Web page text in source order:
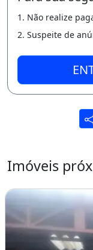
Informações
9 8 5 9 6-2 9 4
Varanda
1. Não realize
2. Suspeite de
Imóveis